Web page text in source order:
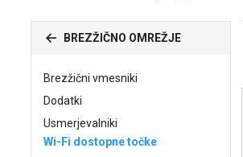
BREZŽIČNO OMREŽJE
Brezžični vmesniki
Dodatki
Usmerjevalniki
Wi-Fi dostopne točke